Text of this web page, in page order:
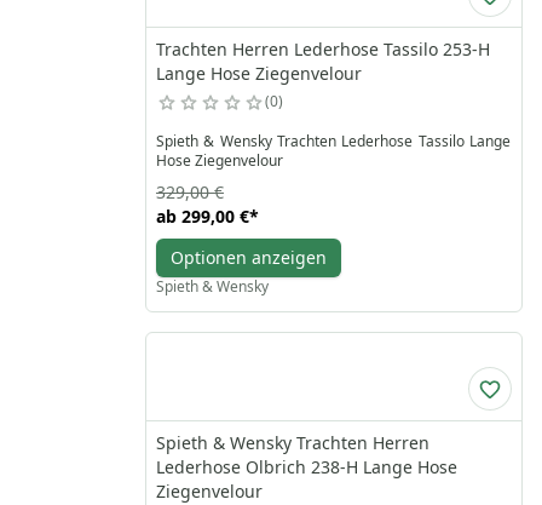
Trachten Herren Lederhose Tassilo 253-H
Lange Hose Ziegenvelour
0
Spieth & Wensky Trachten Lederhose Tassilo Lange
Hose Ziegenvelour
ab 299,00 €*
329,00 €
Optionen anzeigen
Spieth & Wensky
Spieth & Wensky Trachten Herren
Lederhose Olbrich 238-H Lange Hose
Ziegenvelour